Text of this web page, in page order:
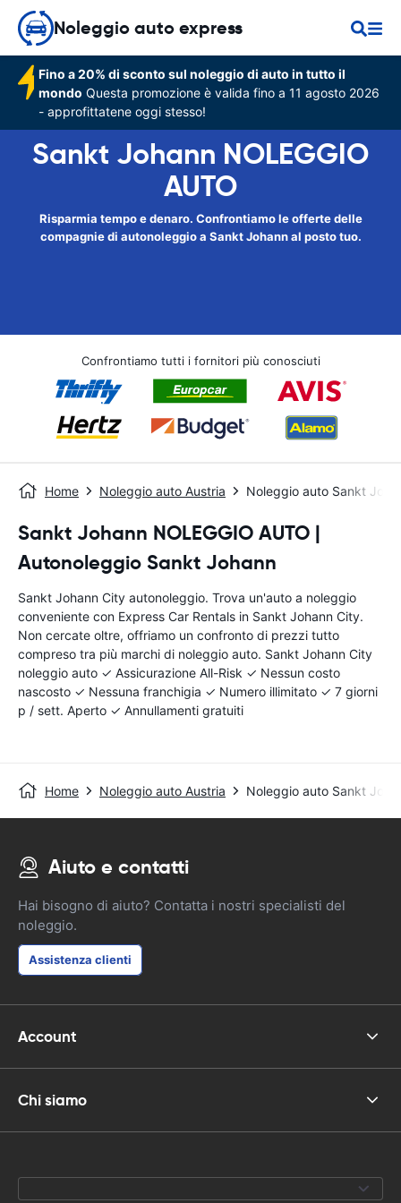
Noleggio auto express
Fino a 20% di sconto sul noleggio di auto in tutto il
mondo Questa promozione è valida fino a 11 agosto 2026
- approfittatene oggi stesso!
Sankt Johann NOLEGGIO
AUTO
Risparmia tempo e denaro. Confrontiamo le offerte delle
compagnie di autonoleggio a Sankt Johann al posto tuo.
Confrontiamo tutti i fornitori più conosciuti
Home Noleggio auto Austria Noleggio auto Sankt
Sankt Johann NOLEGGIO AUTO |
Autonoleggio Sankt Johann
Sankt Johann City autonoleggio. Trova un'auto a noleggio
conveniente con Express Car Rentals in Sankt Johann City.
Non cercate oltre, offriamo un confronto di prezzi tutto
compreso tra più marchi di noleggio auto. Sankt Johann City
noleggio auto ✓ Assicurazione All-Risk ✓ Nessun costo
nascosto ✓ Nessuna franchigia ✓ Numero illimitato ✓ 7 giorni
p / sett. Aperto ✓ Annullamenti gratuiti
Home Noleggio auto Austria Noleggio auto Sankt
Aiuto e contatti
Hai bisogno di aiuto? Contatta i nostri specialisti del
noleggio.
Assistenza clienti
Account
Chi siamo